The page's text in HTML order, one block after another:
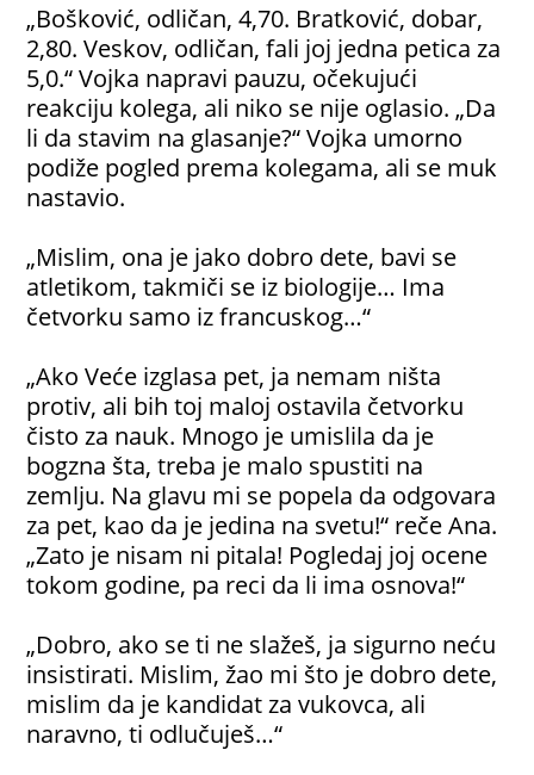
„Bošković, odličan, 4,70. Bratković, dobar,
2,80. Veskov, odličan, fali joj jedna petica za
5,0.“ Vojka napravi pauzu, očekujući
reakciju kolega, ali niko se nije oglasio. „Da
li da stavim na glasanje?“ Vojka umorno
podiže pogled prema kolegama, ali se muk
nastavio.
„Mislim, ona je jako dobro dete, bavi se
atletikom, takmiči se iz biologije… Ima
četvorku samo iz francuskog…“
„Ako Veće izglasa pet, ja nemam ništa
protiv, ali bih toj maloj ostavila četvorku
čisto za nauk. Mnogo je umislila da je
bogzna šta, treba je malo spustiti na
zemlju. Na glavu mi se popela da odgovara
za pet, kao da je jedina na svetu!“ reče Ana.
„Zato je nisam ni pitala! Pogledaj joj ocene
tokom godine, pa reci da li ima osnova!“
„Dobro, ako se ti ne slažeš, ja sigurno neću
insistirati. Mislim, žao mi što je dobro dete,
mislim da je kandidat za vukovca, ali
naravno, ti odlučuješ…“